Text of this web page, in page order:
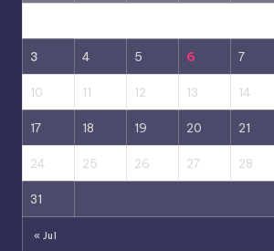
3 4 5 6 7
10 11 12 13 14
17 18 19 20 21
24 25 26 27 28
31
« Jul